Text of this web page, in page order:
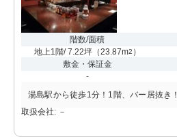
階数/面積
地上1階/ 7.22坪（23.87m2 ）
敷金・保証金
-
湯島駅から徒歩1分！1階、バー居抜き！
取扱会社: －